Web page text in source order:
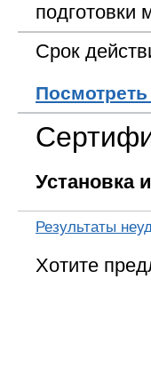
подготовки
Срок
Установка
Результаты
Хотите